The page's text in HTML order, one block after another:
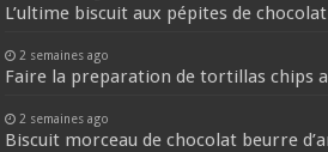
L’ultime biscuit aux pépites de chocolat
2 semaines ago
Faire la preparation de tortillas chips
2 semaines ago
Biscuit morceau de chocolat beurre